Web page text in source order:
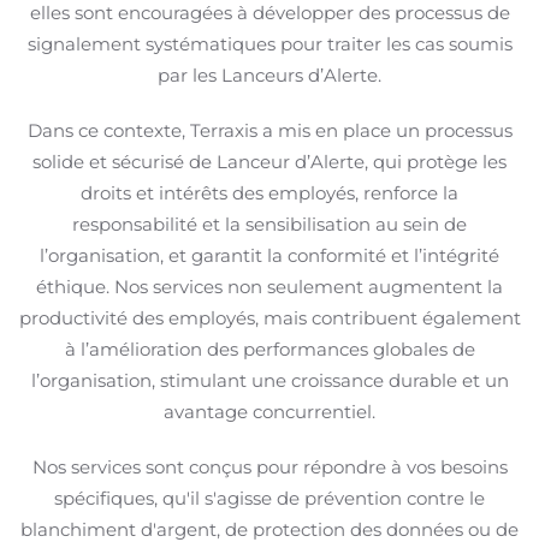
elles sont encouragées à développer des processus de
signalement systématiques pour traiter les cas soumis
par les Lanceurs d’Alerte.
Dans ce contexte, Terraxis a mis en place un processus
solide et sécurisé de Lanceur d’Alerte, qui protège les
droits et intérêts des employés, renforce la
responsabilité et la sensibilisation au sein de
l’organisation, et garantit la conformité et l’intégrité
éthique. Nos services non seulement augmentent la
productivité des employés, mais contribuent également
à l’amélioration des performances globales de
l’organisation, stimulant une croissance durable et un
avantage concurrentiel.
Nos services sont conçus pour répondre à vos besoins
spécifiques, qu'il s'agisse de prévention contre le
blanchiment d'argent, de protection des données ou de